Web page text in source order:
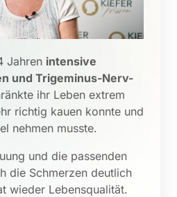
Jahren intensive
und Trigeminus-Nerv-
ihr Leben extrem
richtig kauen konnte und
nehmen musste.
und die passenden
die Schmerzen deutlich
wieder Lebensqualität.